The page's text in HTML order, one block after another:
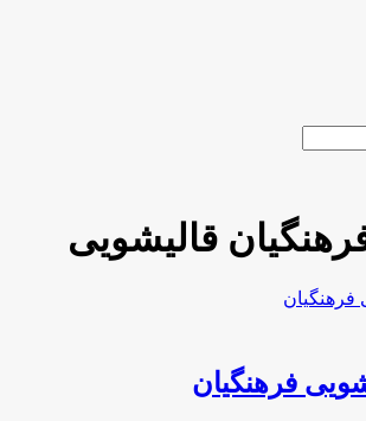
قالیشویی
فرهنگیان